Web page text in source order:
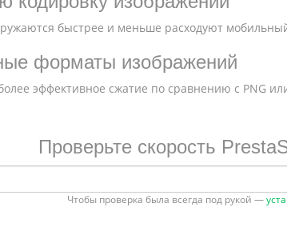
быстрее и меньше расходуют
форматы изображений
эффективное сжатие по сравнению с PNG
Проверьте скорость
Чтобы проверка была всегда под рукой —